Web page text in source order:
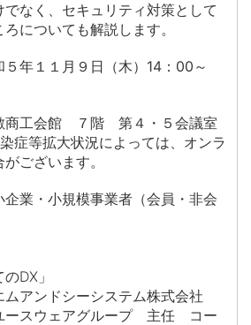
なく、セキュリティ対策として
についても解説します。
５年１１月９日（木） 14：00～
工会館 ７階 第４・５会議室
状況によっては、オンラ
ございます。
業・小規模事業者（会員・非会
DX」
ドシーシステム株式会社
グループ 主任 コー